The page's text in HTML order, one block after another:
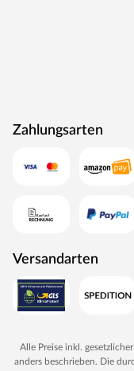
Zahlungsarten
Versandarten
Alle Preise inkl.
anders beschrieben. Die